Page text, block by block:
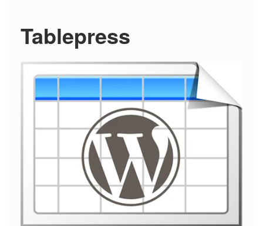
Tablepress